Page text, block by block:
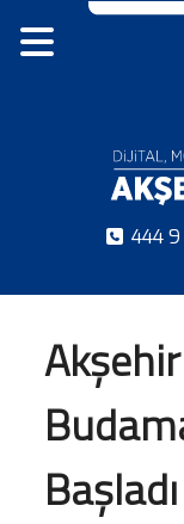
444 9
Başladı